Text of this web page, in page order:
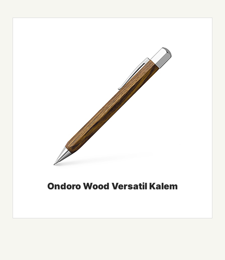
Ondoro Wood Versatil Kalem